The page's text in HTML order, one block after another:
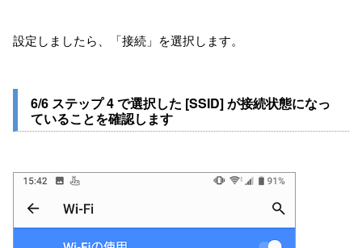
設定しましたら、「接続」を選択します。
6/6 ステップ 4 で選択した [SSID] が接続状態になっ
ていることを確認します